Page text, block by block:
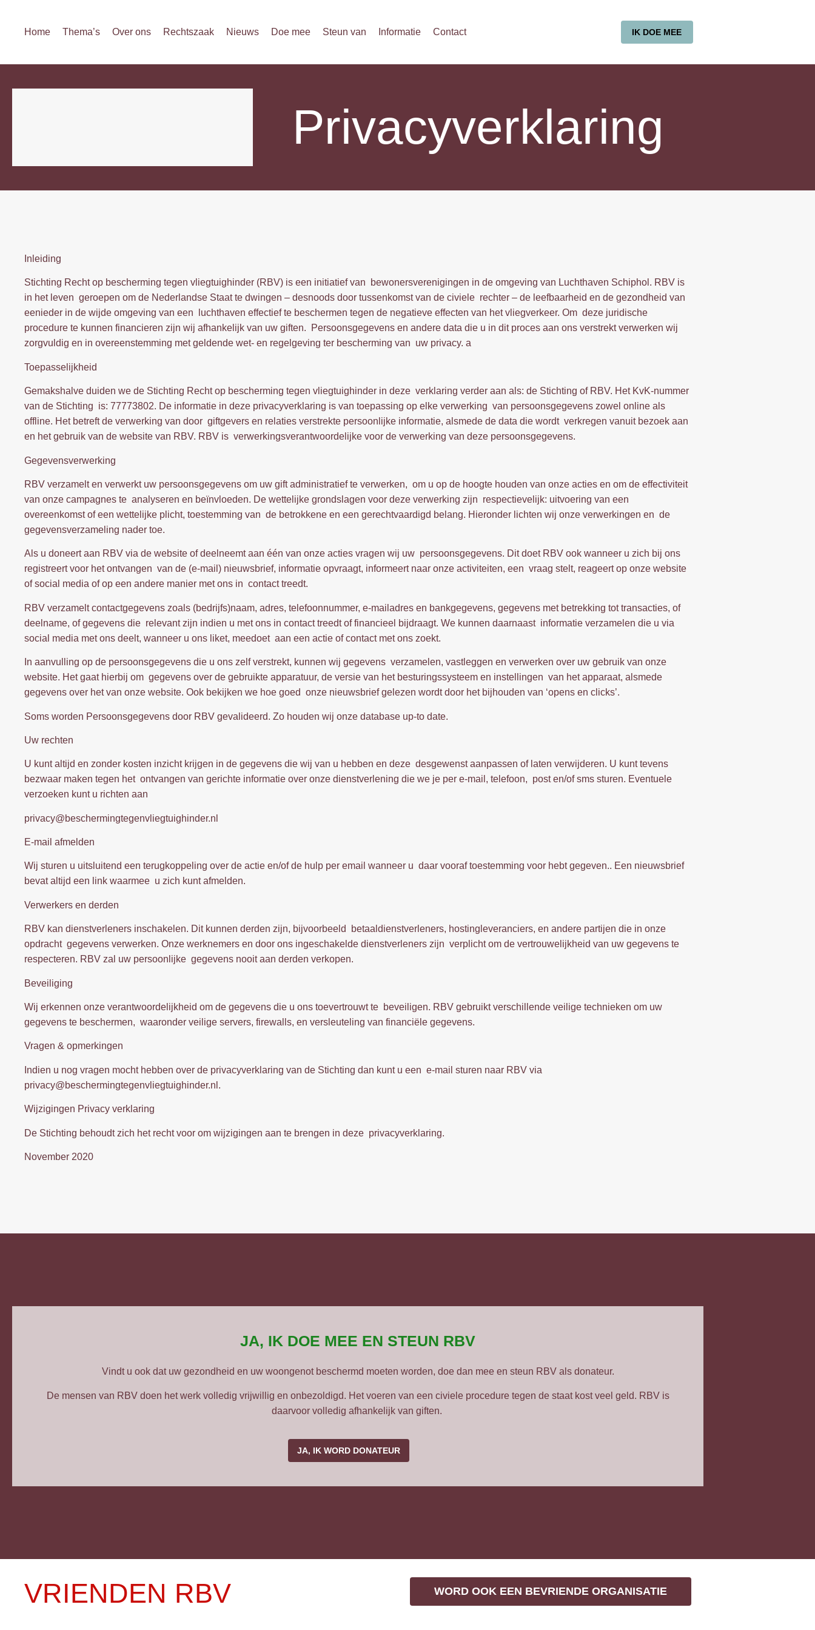
Home Thema’s Over ons Rechtszaak Nieuws Doe mee Steun van Informatie Contact IK DOE MEE
Privacyverklaring
Inleiding
Stichting Recht op bescherming tegen vliegtuighinder (RBV) is een initiatief van bewonersverenigingen in de omgeving van Luchthaven Schiphol. RBV is
in het leven geroepen om de Nederlandse Staat te dwingen – desnoods door tussenkomst van de civiele rechter – de leefbaarheid en de gezondheid van
eenieder in de wijde omgeving van een luchthaven effectief te beschermen tegen de negatieve effecten van het vliegverkeer. Om deze juridische
procedure te kunnen financieren zijn wij afhankelijk van uw giften. Persoonsgegevens en andere data die u in dit proces aan ons verstrekt verwerken wij
zorgvuldig en in overeenstemming met geldende wet- en regelgeving ter bescherming van uw privacy. a
Toepasselijkheid
Gemakshalve duiden we de Stichting Recht op bescherming tegen vliegtuighinder in deze verklaring verder aan als: de Stichting of RBV. Het KvK-nummer
van de Stichting is: 77773802. De informatie in deze privacyverklaring is van toepassing op elke verwerking van persoonsgegevens zowel online als
offline. Het betreft de verwerking van door giftgevers en relaties verstrekte persoonlijke informatie, alsmede de data die wordt verkregen vanuit bezoek aan
en het gebruik van de website van RBV. RBV is verwerkingsverantwoordelijke voor de verwerking van deze persoonsgegevens.
Gegevensverwerking
RBV verzamelt en verwerkt uw persoonsgegevens om uw gift administratief te verwerken, om u op de hoogte houden van onze acties en om de effectiviteit
van onze campagnes te analyseren en beïnvloeden. De wettelijke grondslagen voor deze verwerking zijn respectievelijk: uitvoering van een
overeenkomst of een wettelijke plicht, toestemming van de betrokkene en een gerechtvaardigd belang. Hieronder lichten wij onze verwerkingen en de
gegevensverzameling nader toe.
Als u doneert aan RBV via de website of deelneemt aan één van onze acties vragen wij uw persoonsgegevens. Dit doet RBV ook wanneer u zich bij ons
registreert voor het ontvangen van de (e-mail) nieuwsbrief, informatie opvraagt, informeert naar onze activiteiten, een vraag stelt, reageert op onze website
of social media of op een andere manier met ons in contact treedt.
RBV verzamelt contactgegevens zoals (bedrijfs)naam, adres, telefoonnummer, e-mailadres en bankgegevens, gegevens met betrekking tot transacties, of
deelname, of gegevens die relevant zijn indien u met ons in contact treedt of financieel bijdraagt. We kunnen daarnaast informatie verzamelen die u via
social media met ons deelt, wanneer u ons liket, meedoet aan een actie of contact met ons zoekt.
In aanvulling op de persoonsgegevens die u ons zelf verstrekt, kunnen wij gegevens verzamelen, vastleggen en verwerken over uw gebruik van onze
website. Het gaat hierbij om gegevens over de gebruikte apparatuur, de versie van het besturingssysteem en instellingen van het apparaat, alsmede
gegevens over het van onze website. Ook bekijken we hoe goed onze nieuwsbrief gelezen wordt door het bijhouden van ‘opens en clicks’.
Soms worden Persoonsgegevens door RBV gevalideerd. Zo houden wij onze database up-to date.
Uw rechten
U kunt altijd en zonder kosten inzicht krijgen in de gegevens die wij van u hebben en deze desgewenst aanpassen of laten verwijderen. U kunt tevens
bezwaar maken tegen het ontvangen van gerichte informatie over onze dienstverlening die we je per e-mail, telefoon, post en/of sms sturen. Eventuele
verzoeken kunt u richten aan
privacy@beschermingtegenvliegtuighinder.nl
E-mail afmelden
Wij sturen u uitsluitend een terugkoppeling over de actie en/of de hulp per email wanneer u daar vooraf toestemming voor hebt gegeven.. Een nieuwsbrief
bevat altijd een link waarmee u zich kunt afmelden.
Verwerkers en derden
RBV kan dienstverleners inschakelen. Dit kunnen derden zijn, bijvoorbeeld betaaldienstverleners, hostingleveranciers, en andere partijen die in onze
opdracht gegevens verwerken. Onze werknemers en door ons ingeschakelde dienstverleners zijn verplicht om de vertrouwelijkheid van uw gegevens te
respecteren. RBV zal uw persoonlijke gegevens nooit aan derden verkopen.
Beveiliging
Wij erkennen onze verantwoordelijkheid om de gegevens die u ons toevertrouwt te beveiligen. RBV gebruikt verschillende veilige technieken om uw
gegevens te beschermen, waaronder veilige servers, firewalls, en versleuteling van financiële gegevens.
Vragen & opmerkingen
Indien u nog vragen mocht hebben over de privacyverklaring van de Stichting dan kunt u een e-mail sturen naar RBV via
privacy@beschermingtegenvliegtuighinder.nl.
Wijzigingen Privacy verklaring
De Stichting behoudt zich het recht voor om wijzigingen aan te brengen in deze privacyverklaring.
November 2020
JA, IK DOE MEE EN STEUN RBV
Vindt u ook dat uw gezondheid en uw woongenot beschermd moeten worden, doe dan mee en steun RBV als donateur.
De mensen van RBV doen het werk volledig vrijwillig en onbezoldigd. Het voeren van een civiele procedure tegen de staat kost veel geld. RBV is
daarvoor volledig afhankelijk van giften.
JA, IK WORD DONATEUR
VRIENDEN RBV WORD OOK EEN BEVRIENDE ORGANISATIE